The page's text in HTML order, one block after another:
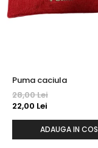
Puma caciula
28,00 Lei
22,00 Lei
ADAUGA IN COS